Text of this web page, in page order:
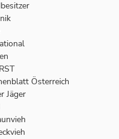
Österreich
Jäger